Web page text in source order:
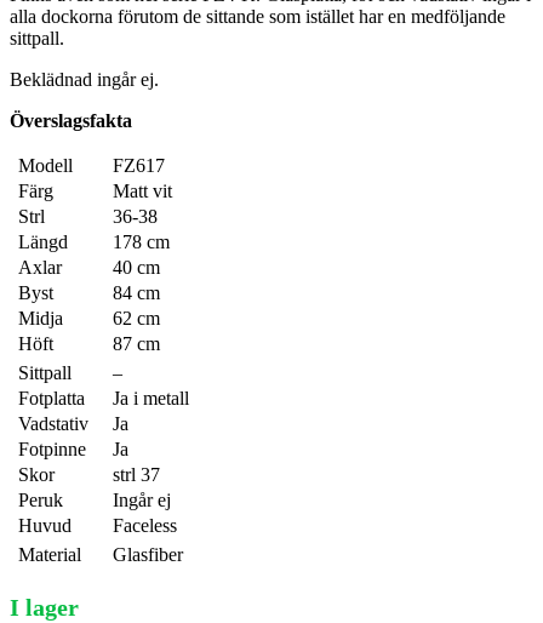
alla dockorna förutom de sittande som istället har en medföljande
sittpall.
Beklädnad ingår ej.
Överslagsfakta
Modell
FZ617
Färg
Matt vit
Strl
36-38
Längd
178 cm
Axlar
40 cm
Byst
84 cm
Midja
62 cm
Höft
87 cm
Sittpall
–
Fotplatta
Ja i metall
Vadstativ
Ja
Fotpinne
Ja
Skor
strl 37
Peruk
Ingår ej
Huvud
Faceless
Material
Glasfiber
I lager